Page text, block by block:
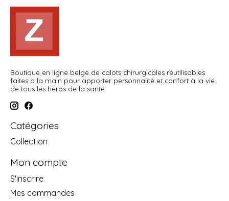
Boutique en ligne belge de calots chirurgicales réutilisables
faites à la main pour apporter personnalité et confort à la vie
de tous les héros de la santé
Catégories
Collection
Mon compte
S'inscrire
Mes commandes